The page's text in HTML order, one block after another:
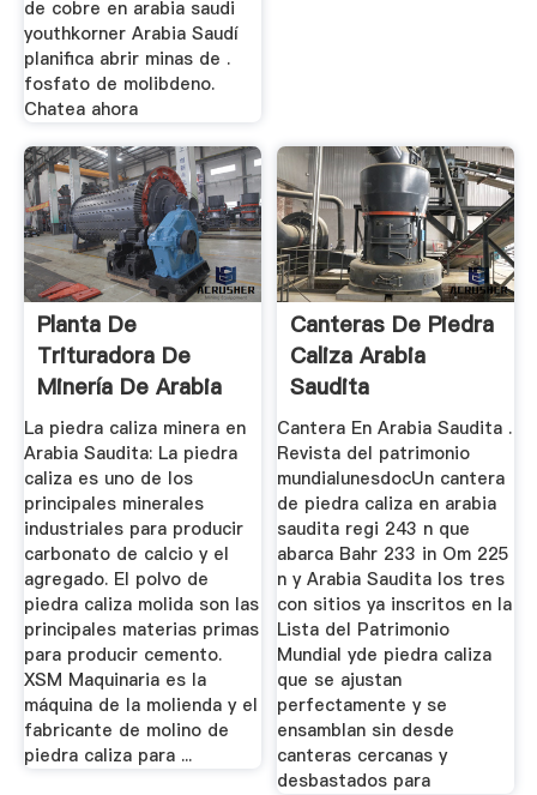
de cobre en arabia saudi
youthkorner Arabia Saudí
planifica abrir minas de .
fosfato de molibdeno.
Chatea ahora
Planta De
Trituradora De
Minería De Arabia
Saudita ...
La piedra caliza minera en
Arabia Saudita: La piedra
caliza es uno de los
principales minerales
industriales para producir
carbonato de calcio y el
agregado. El polvo de
piedra caliza molida son las
principales materias primas
para producir cemento.
XSM Maquinaria es la
máquina de la molienda y el
fabricante de molino de
piedra caliza para ...
Canteras De Piedra
Caliza Arabia
Saudita
Cantera En Arabia Saudita .
Revista del patrimonio
mundialunesdocUn cantera
de piedra caliza en arabia
saudita regi 243 n que
abarca Bahr 233 in Om 225
n y Arabia Saudita los tres
con sitios ya inscritos en la
Lista del Patrimonio
Mundial yde piedra caliza
que se ajustan
perfectamente y se
ensamblan sin desde
canteras cercanas y
desbastados para